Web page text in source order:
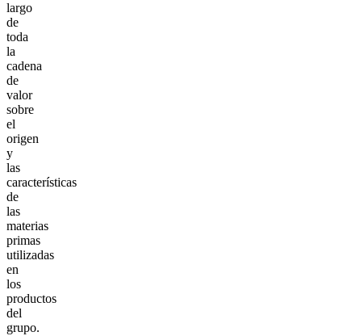
largo
de
toda
la
cadena
de
valor
sobre
el
origen
y
las
características
de
las
materias
primas
utilizadas
en
los
productos
del
grupo.